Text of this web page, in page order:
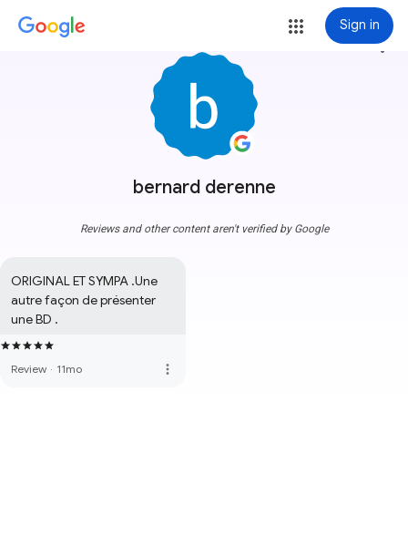
Sign in
bernard derenne
more_vert
Reviews and other content aren't verified by Google
ORIGINAL ET SYMPA .Une
autre façon de présenter
une BD .
Review · 11mo more_vert